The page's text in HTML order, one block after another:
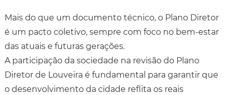
Mais do que um documento técnico, o Plano Diretor
é um pacto coletivo, sempre com foco no bem-estar
das atuais e futuras gerações.
A participação da sociedade na revisão do Plano
Diretor de Louveira é fundamental para garantir que
o desenvolvimento da cidade reflita os reais